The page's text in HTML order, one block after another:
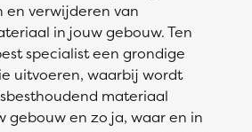
en verwijderen van
in jouw gebouw. Ten
specialist een grondige
uitvoeren, waarbij wordt
materiaal
gebouw en zo ja, waar en in